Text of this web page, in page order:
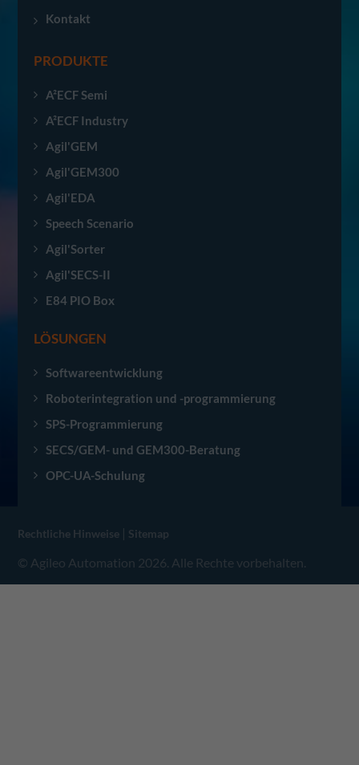
Kontakt
PRODUKTE
A²ECF Semi
A²ECF Industry
Agil'GEM
Agil'GEM300
Agil'EDA
Speech Scenario
Agil'Sorter
Agil'SECS-II
E84 PIO Box
LÖSUNGEN
Softwareentwicklung
Roboterintegration und -programmierung
SPS-Programmierung
SECS/GEM- und GEM300-Beratung
OPC-UA-Schulung
Rechtliche Hinweise | Sitemap
© Agileo Automation 2026. Alle Rechte vorbehalten.